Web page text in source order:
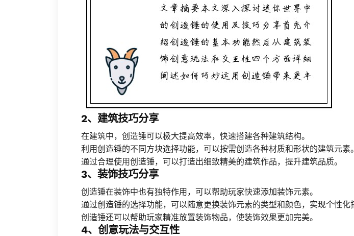
2、建筑技巧分享
在建筑中，创造锤可以极大提高效率，快速搭建各种建筑结构。
利用创造锤的不同方块选择功能，可以按需创造各种材质和形状的建筑元素。
通过合理使用创造锤，可以打造出细致精美的建筑作品，提升建筑品质。
3、装饰技巧分享
创造锤在装饰中也有独特作用，可以帮助玩家快速添加装饰元素。
通过创造锤的选择功能，可以随意更换装饰元素的类型和颜色，实现个性化
创造锤还可以帮助玩家精准放置装饰物品，使装饰效果更加完美。
4、创意玩法与交互性